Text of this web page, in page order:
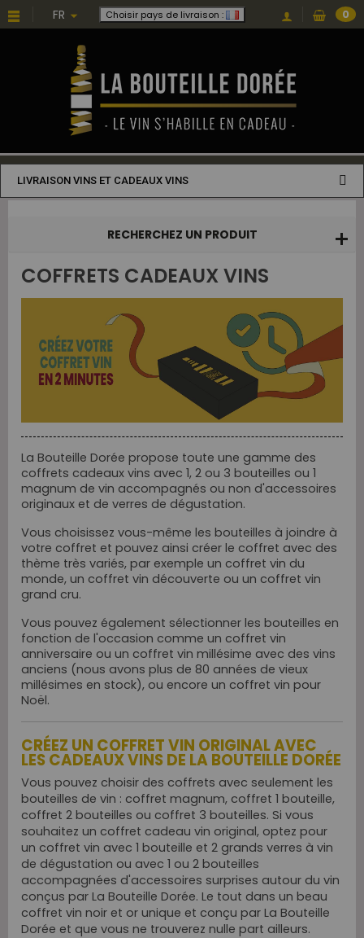
FR Choisir pays de livraison : 0
LIVRAISON VINS ET CADEAUX VINS
RECHERCHEZ UN PRODUIT
COFFRETS CADEAUX VINS
La Bouteille Dorée propose toute une gamme des
coffrets cadeaux vins avec 1, 2 ou 3 bouteilles ou 1
magnum de vin accompagnés ou non d'accessoires
originaux et de verres de dégustation.
Vous choisissez vous-même les bouteilles à joindre à
votre coffret et pouvez ainsi créer le coffret avec des
thème très variés, par exemple un coffret vin du
monde, un coffret vin découverte ou un coffret vin
grand cru.
Vous pouvez également sélectionner les bouteilles en
fonction de l'occasion comme un coffret vin
anniversaire ou un coffret vin millésime avec des vins
anciens (nous avons plus de 80 années de vieux
millésimes en stock), ou encore un coffret vin pour
Noël.
CRÉEZ UN COFFRET VIN ORIGINAL AVEC
LES CADEAUX VINS DE LA BOUTEILLE DORÉE
Vous pouvez choisir des coffrets avec seulement les
bouteilles de vin : coffret magnum, coffret 1 bouteille,
coffret 2 bouteilles ou coffret 3 bouteilles. Si vous
souhaitez un coffret cadeau vin original, optez pour
un coffret vin avec 1 bouteille et 2 grands verres à vin
de dégustation ou avec 1 ou 2 bouteilles
accompagnées d'accessoires surprises autour du vin
conçus par La Bouteille Dorée. Le tout dans un beau
coffret vin noir et or unique et conçu par La Bouteille
Dorée et que vous ne trouverez nulle part ailleurs.
Choisissez une valeur...